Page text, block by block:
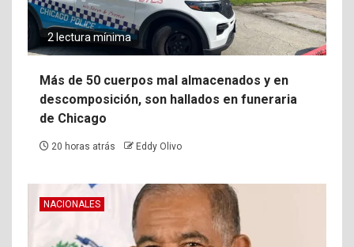
2 lectura mínima
Más de 50 cuerpos mal almacenados y en
descomposición, son hallados en funeraria
de Chicago
20 horas atrás Eddy Olivo
NACIONALES